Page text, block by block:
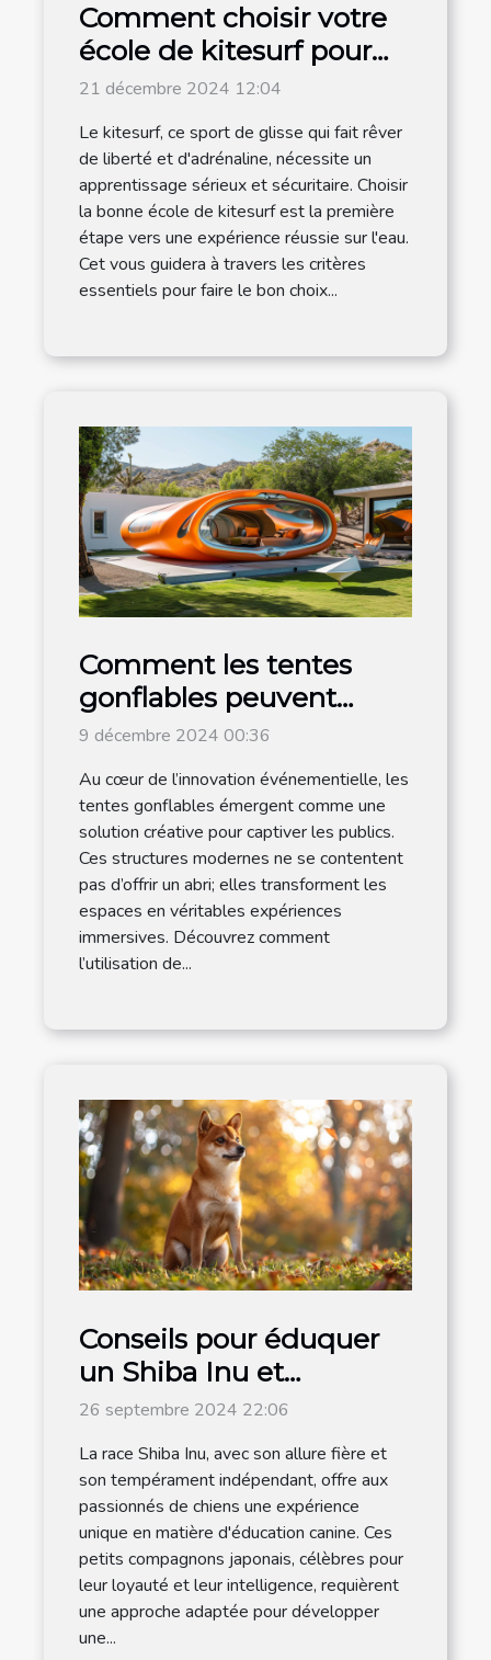
Comment choisir votre
école de kitesurf pour
un apprentissage
efficace
21 décembre 2024 12:04
Le kitesurf, ce sport de glisse qui fait rêver
de liberté et d'adrénaline, nécessite un
apprentissage sérieux et sécuritaire. Choisir
la bonne école de kitesurf est la première
étape vers une expérience réussie sur l'eau.
Cet vous guidera à travers les critères
essentiels pour faire le bon choix...
Comment les tentes
gonflables peuvent
dynamiser vos
9 décembre 2024 00:36
Au cœur de l’innovation événementielle, les
tentes gonflables émergent comme une
solution créative pour captiver les publics.
Ces structures modernes ne se contentent
pas d’offrir un abri; elles transforment les
espaces en véritables expériences
immersives. Découvrez comment
l’utilisation de...
Conseils pour éduquer
un Shiba Inu et
renforcer son obéissance
26 septembre 2024 22:06
La race Shiba Inu, avec son allure fière et
son tempérament indépendant, offre aux
passionnés de chiens une expérience
unique en matière d'éducation canine. Ces
petits compagnons japonais, célèbres pour
leur loyauté et leur intelligence, requièrent
une approche adaptée pour développer
une...